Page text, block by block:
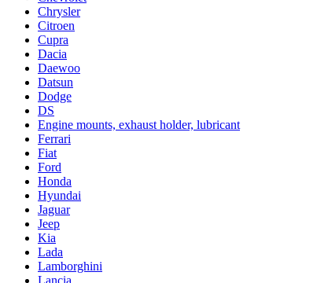
Chrysler
Citroen
Cupra
Dacia
Daewoo
Datsun
Dodge
DS
Engine mounts, exhaust holder, lubricant
Ferrari
Fiat
Ford
Honda
Hyundai
Jaguar
Jeep
Kia
Lada
Lamborghini
Lancia